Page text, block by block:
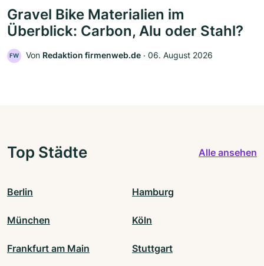
Gravel Bike Materialien im
Überblick: Carbon, Alu oder Stahl?
FW Von Redaktion firmenweb.de ‧ 06. August 2026
Top Städte Alle ansehen
Berlin Hamburg
München Köln
Frankfurt am Main Stuttgart